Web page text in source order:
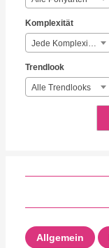
Komplexität
Jede Komplexität
Trendlook
Alle Trendlooks
Allgemein